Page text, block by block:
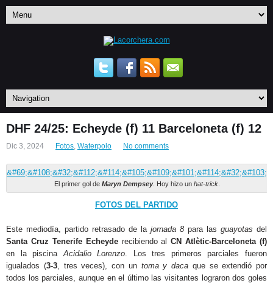
DHF 24/25: Echeyde (f) 11 Barceloneta (f) 12
Dic 3, 2024 Fotos, Waterpolo No comments
El primer gol de Maryn Dempsey. Hoy hizo un hat-trick
FOTOS DEL PARTIDO
Este mediodía, partido retrasado de la jornada 8 para las guayotas del
Santa Cruz Tenerife Echeyde recibiendo alCN Atlètic-Barceloneta (f)
en la piscinaAcidalio Lorenzo. Los tres primeros parciales fueron
igualados (3-3, tres veces), con un toma y daca que se extendió por
todos los parciales, aunque en el último las visitantes lograron dos goles